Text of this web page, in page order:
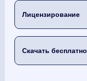
Лицензирование
Скачать бесплатно